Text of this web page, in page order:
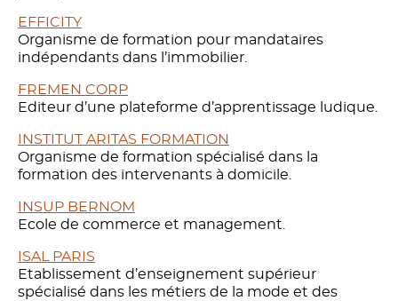
EFFICITY
Organisme de formation pour mandataires
indépendants dans l’immobilier.
FREMEN CORP
Editeur d’une plateforme d’apprentissage ludique.
INSTITUT ARITAS FORMATION
Organisme de formation spécialisé dans la
formation des intervenants à domicile.
INSUP BERNOM
Ecole de commerce et management.
ISAL PARIS
Etablissement d’enseignement supérieur
spécialisé dans les métiers de la mode et des